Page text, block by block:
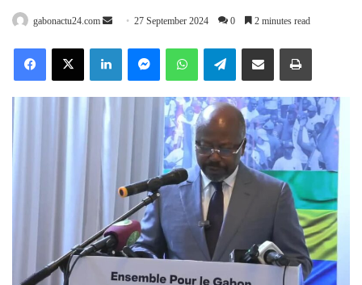
gabonactu24.com
Send 27 September 2024 0 2 minutes read
FacebookX LinkedInMessengerWhatsAppTelegramShare via Email Print